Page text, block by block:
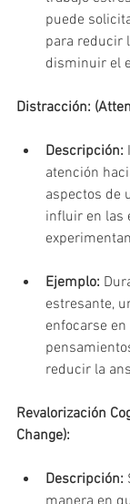
puede
para reducir
disminuir el
Distracción:
Descripción:
atención
aspectos de
influir en las
Ejemplo:
estresante,
enfocarse
reducir la
Revalorización
Change):
Descripción: